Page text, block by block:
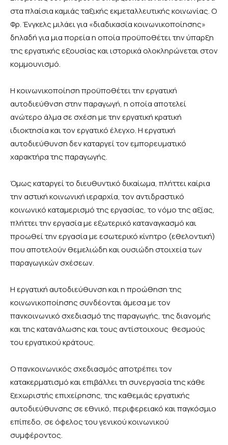
στα πλαίσια καμιάς ταξικής εκμεταλλευτικής κοινωνίας. Ο
Φρ. Ένγκελς μιλάει για «διαδικασία κοινωνικοποίησης»
δηλαδή για μια πορεία η οποία προϋποθέτει την ύπαρξη
της εργατικής εξουσίας και ιστορικά ολοκληρώνεται στον
κομμουνισμό.
Η κοινωνικοποίηση προϋποθέτει την εργατική
αυτοδιεύθνση στην παραγωγή, η οποία αποτελεί
ανώτερο άλμα σε σχέση με την εργατική κρατική
ιδιοκτησία και τον εργατικό έλεγχο. Η εργατική
αυτοδιεύθυνση δεν καταργεί τον εμπορευματικό
χαρακτήρα της παραγωγής.
Όμως καταργεί το διευθυντικό δικαίωμα, πλήττει καίρια
την αστική κοινωνική ιεραρχία, τον αντιδραστικό
κοινωνικό καταμερισμό της εργασίας, το νόμο της αξίας,
πλήττει την εργασία με εξωτερικό καταναγκασμό και
προωθεί την εργασία με εσωτερικό κίνητρο (εθελοντική)
που αποτελούν θεμελιώδη και ουσιώδη στοιχεία των
παραγωγικών σχέσεων.
Η εργατική αυτοδιεύθυνση και η προώθηση της
κοινωνικοποίησης συνδέονται άμεσα με τον
πανκοινωνικό σχεδιασμό της παραγωγής, της διανομής
και της κατανάλωσης και τους αντίστοιχους θεσμούς
του εργατικού κράτους.
Ο πανκοινωνικός σχεδιασμός αποτρέπει τον
κατακερματισμό και επιβάλλει τη συνεργασία της κάθε
ξεχωριστής επιχείρησης, της καθεμιάς εργατικής
αυτοδιεύθυνσης σε εθνικό, περιφερειακό και παγκόσμιο
επίπεδο, σε όφελος του γενικού κοινωνικού
συμφέροντος.